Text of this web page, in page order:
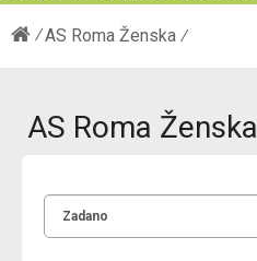
AS Roma Ženska
AS Roma Ženska